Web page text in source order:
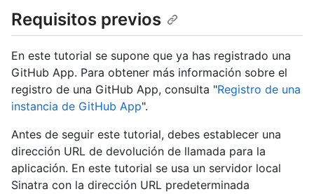
Requisitos previos
En este tutorial se supone que ya has registrado una
GitHub App. Para obtener más información sobre el
registro de una GitHub App, consulta "Registro de una
instancia de GitHub App".
Antes de seguir este tutorial, debes establecer una
dirección URL de devolución de llamada para la
aplicación. En este tutorial se usa un servidor local
Sinatra con la dirección URL predeterminada